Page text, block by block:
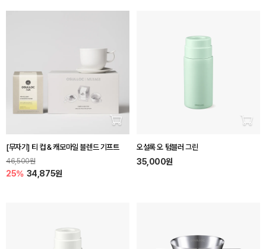
장바구니 담기
[무자기] 티 컵 & 캐모마일 블렌드 기프트
46,500원
25% 34,875원
장바
오설록 오 텀블러 그린
35,000원